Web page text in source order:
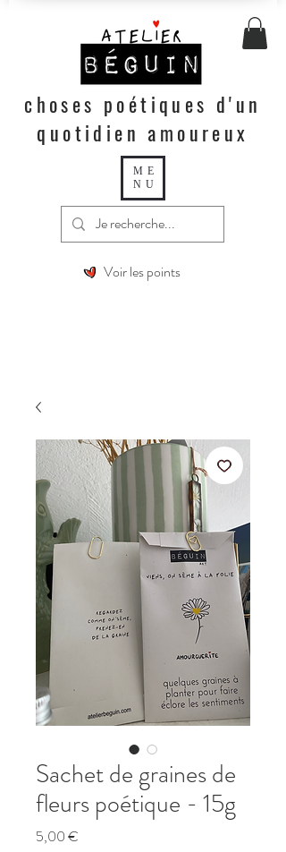
ME
NU
choses poétiques d'un
quotidien amoureux
Voir les points
Sachet de graines de
fleurs poétique - 15g
5,00 €